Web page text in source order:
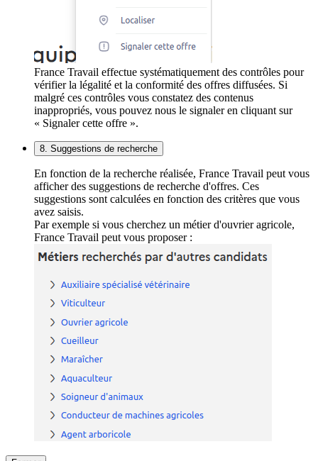
France Travail effectue systématiquement des contrôles pour
vérifier la légalité et la conformité des offres diffusées. Si
malgré ces contrôles vous constatez des contenus
inappropriés, vous pouvez nous le signaler en cliquant sur
« Signaler cette offre ».
8. Suggestions de recherche
En fonction de la recherche réalisée, France Travail peut vous
afficher des suggestions de recherche d'offres. Ces
suggestions sont calculées en fonction des critères que vous
avez saisis.
Par exemple si vous cherchez un métier d'ouvrier agricole,
France Travail peut vous proposer :